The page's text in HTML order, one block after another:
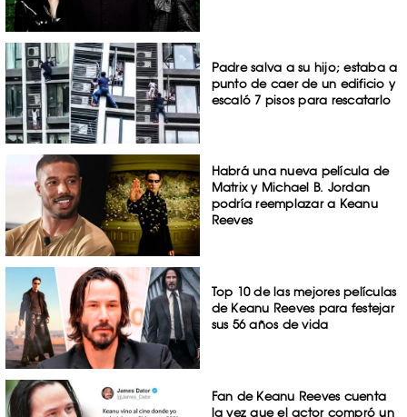
Padre salva a su hijo; estaba a
punto de caer de un edificio y
escaló 7 pisos para rescatarlo
Habrá una nueva película de
Matrix y Michael B. Jordan
podría reemplazar a Keanu
Reeves
Top 10 de las mejores películas
de Keanu Reeves para festejar
sus 56 años de vida
Fan de Keanu Reeves cuenta
la vez que el actor compró un